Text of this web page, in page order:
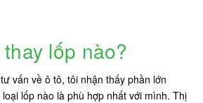
lốp nào?
vấn về ô tô, tôi nhận thấy phần lớn
lốp nào là phù hợp nhất với mình. Thị